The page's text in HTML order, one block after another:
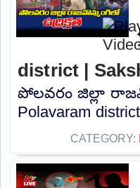
district |
పోలవరం జిల్లా
Polavaram
CATEGORY: